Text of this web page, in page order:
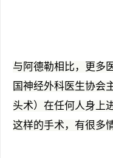
与阿德勒相比，更多
国神经外科医生协会
头术）在任何人身上
这样的手术，有很多